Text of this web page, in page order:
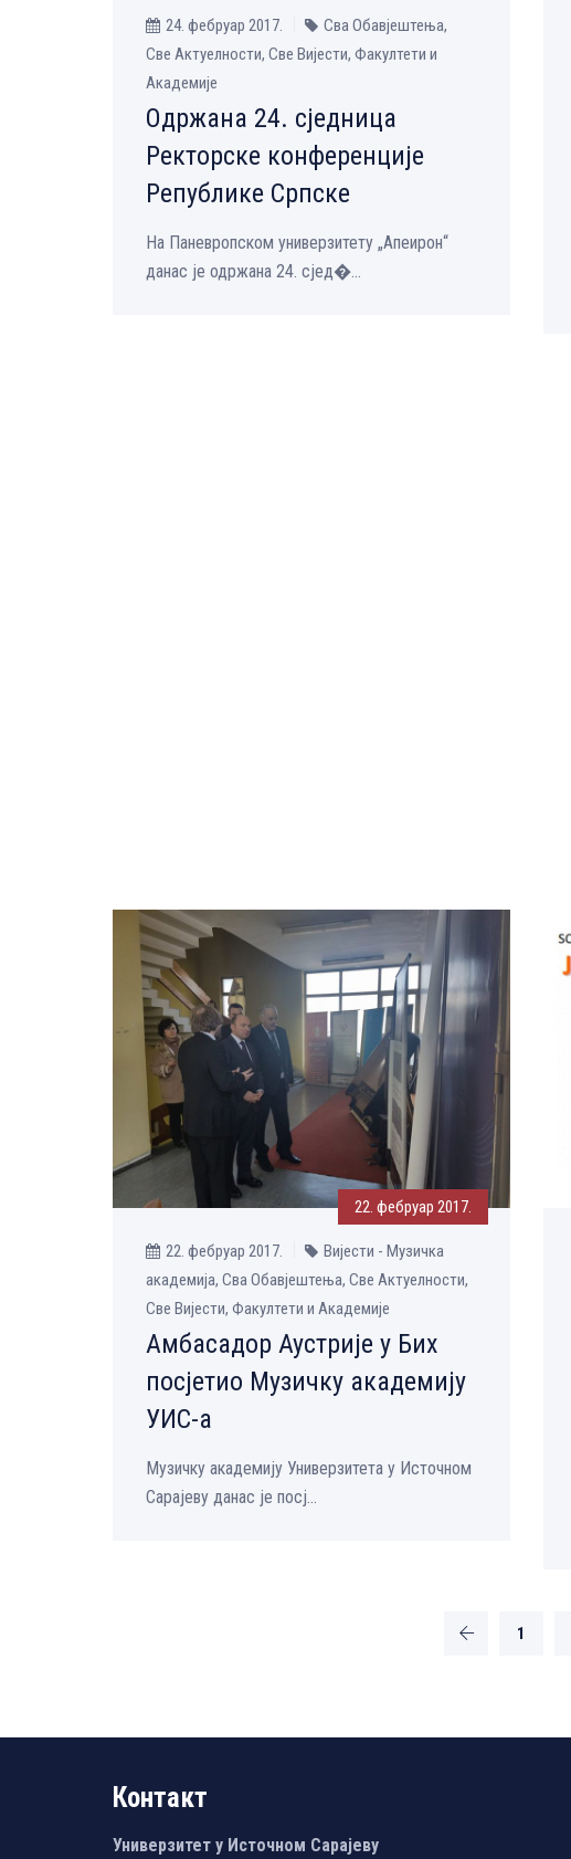
24. фебруар 2017.
Сва Обавјештења,
Све Aктуелности, Све Вијести, Факултети и
Академије
Одржана 24. сједница
Ректорске конференције
Републике Српске
На Паневропском универзитету „Апеирон“
данас је одржана 24. сјед�...
22. фебруар 2017.
22. фебруар 2017.
Вијести - Музичка
aкадемија, Сва Обавјештења, Све Aктуелности,
Све Вијести, Факултети и Академије
Амбасадор Аустрије у Бих
посјетио Музичку академију
УИС-а
Музичку академију Универзитета у Источном
Сарајеву данас је посј...
1
Контакт
Универзитет у Источном Сарајеву